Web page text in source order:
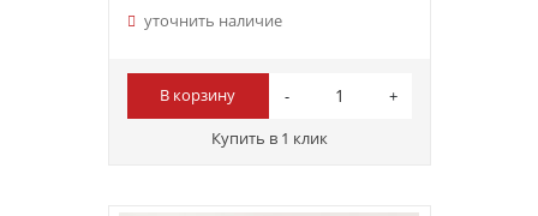
уточнить наличие
В корзину
Купить в 1 клик